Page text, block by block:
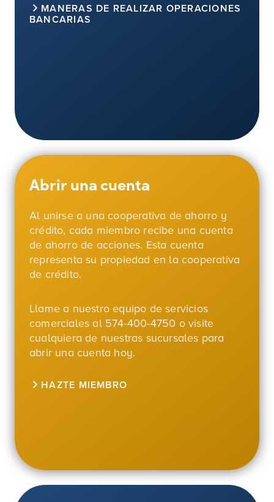
MANERAS DE REALIZAR OPERACIONES
BANCARIAS
Abrir una cuenta
Al unirse a una cooperativa de ahorro y
crédito, cada miembro recibe una cuenta
de ahorro de acciones. Esta cuenta
representa su propiedad en la cooperativa
de crédito.
Llame a nuestro equipo de servicios
comerciales al 574-400-4750 o visite
cualquiera de nuestras sucursales para
abrir una cuenta hoy.
HAZTE MIEMBRO